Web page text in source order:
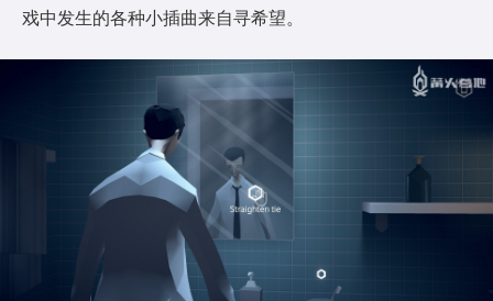
戏中发生的各种小插曲来自寻希望。